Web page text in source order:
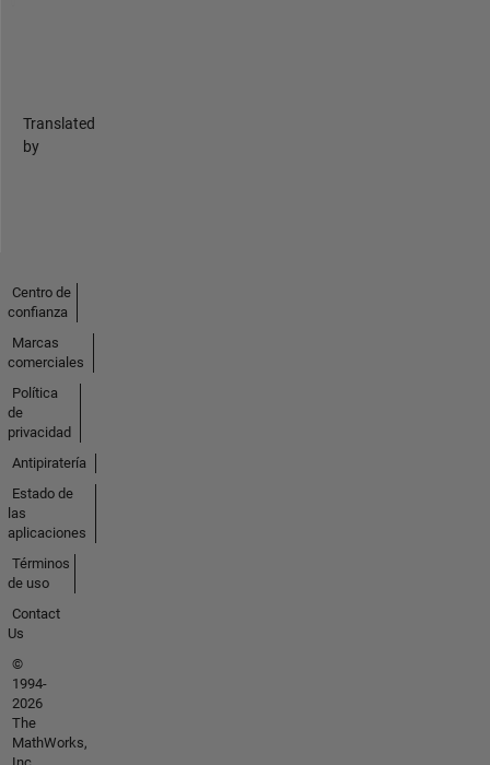
Translated
by
Centro de
confianza
Marcas
comerciales
Política
de
privacidad
Antipiratería
Estado de
las
aplicaciones
Términos
de uso
Contact
Us
©
1994-
2026
The
MathWorks,